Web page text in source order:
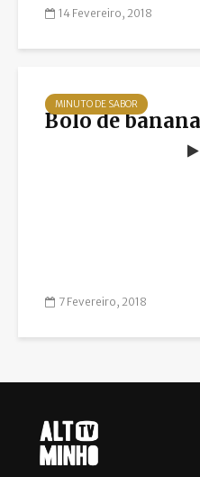
14 Fevereiro, 2018
MINUTO DE SABOR
Bolo de
7 Fevereiro, 2018